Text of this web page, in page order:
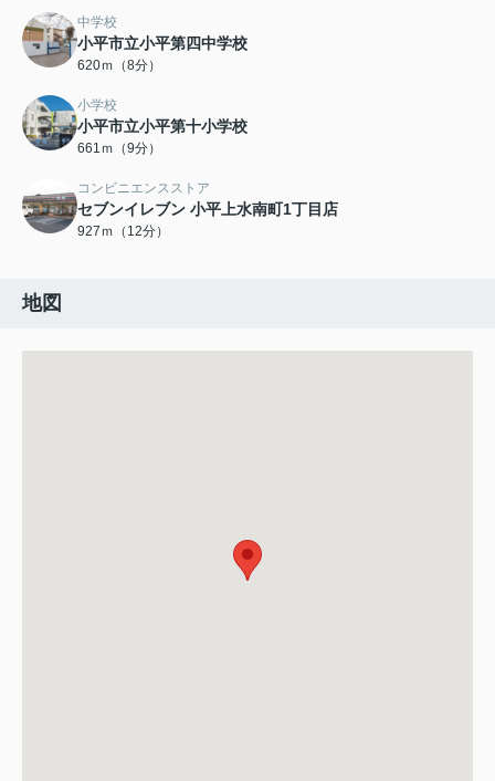
中学校
小平市立小平第四中学校
620ｍ（8分）
小学校
小平市立小平第十小学校
661ｍ（9分）
コンビニエンスストア
セブンイレブン 小平上水南町1丁目店
927ｍ（12分）
地図